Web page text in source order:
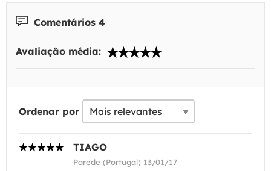
Comentários 4
Avaliação média:
Ordenar por
TIAGO
Parede (Portugal) 13/01/17